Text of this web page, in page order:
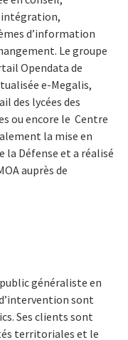
intégration,
d’information
Le groupe
Opendata de
e-Megalis,
des lycées des
ou encore le Centre
la mise en
la Défense et a réalisé
auprès de
public généraliste en
sont
Ses clients sont
territoriales et le